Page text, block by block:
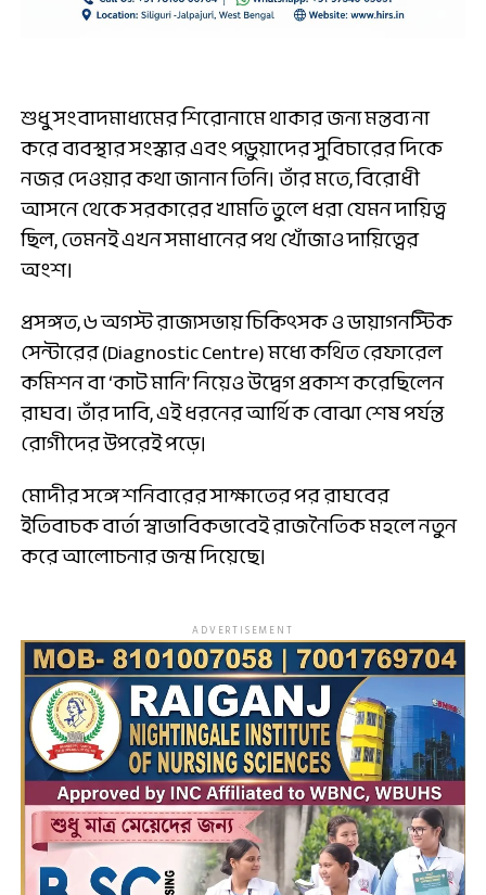
শুধু সংবাদমাধ্যমের শিরোনামে থাকার জন্য মন্তব্য না
করে ব্যবস্থার সংস্কার এবং পড়ুয়াদের সুবিচারের দিকে
নজর দেওয়ার কথা জানান তিনি। তাঁর মতে, বিরোধী
আসনে থেকে সরকারের খামতি তুলে ধরা যেমন দায়িত্ব
ছিল, তেমনই এখন সমাধানের পথ খোঁজাও দায়িত্বের
অংশ।
প্রসঙ্গত, ৬ অগস্ট রাজ্যসভায় চিকিৎসক ও ডায়াগনস্টিক
সেন্টারের (Diagnostic Centre) মধ্যে কথিত রেফারেল
কমিশন বা ‘কাট মানি’ নিয়েও উদ্বেগ প্রকাশ করেছিলেন
রাঘব। তাঁর দাবি, এই ধরনের আর্থিক বোঝা শেষ পর্যন্ত
রোগীদের উপরেই পড়ে।
মোদীর সঙ্গে শনিবারের সাক্ষাতের পর রাঘবের
ইতিবাচক বার্তা স্বাভাবিকভাবেই রাজনৈতিক মহলে নতুন
করে আলোচনার জন্ম দিয়েছে।
ADVERTISEMENT